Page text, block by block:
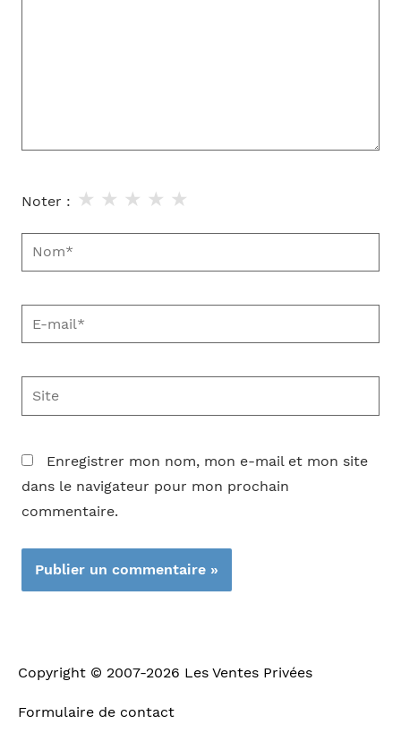
Noter : ★
★
★
★
★
Nom*
E-
mail*
Site
Enregistrer mon nom, mon e-mail et mon site
dans le navigateur pour mon prochain
commentaire.
Copyright © 2007-2026 Les Ventes Privées
Formulaire de contact